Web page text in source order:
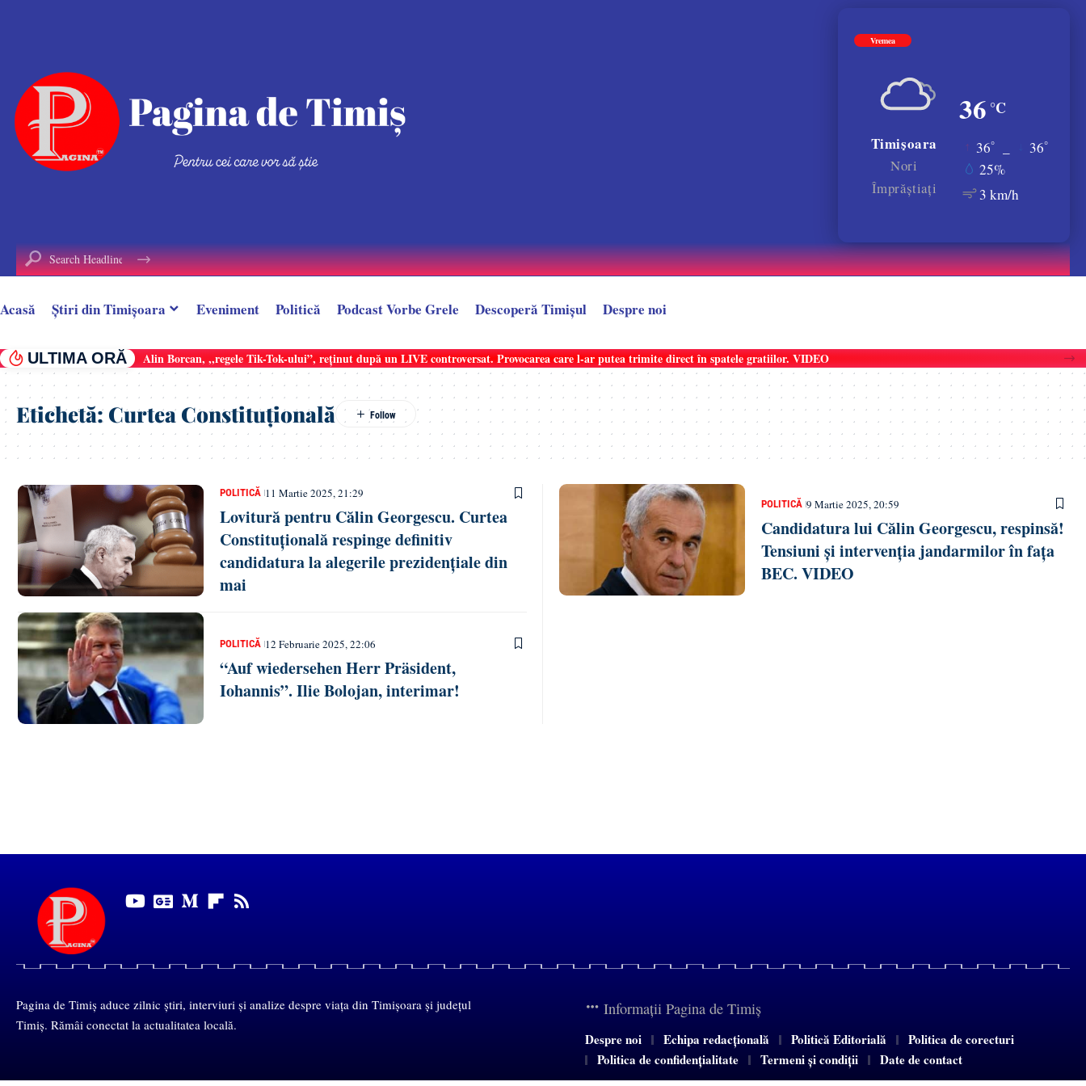
Vremea
36 °C
Timișoara
Nori
Împrăștiați
36° 36°
25%
3 km/h
Acasă Știri din Timișoara Eveniment Politică Podcast Vorbe Grele Descoperă Timișul Despre noi
ULTIMA ORĂ Alin Borcan, ,,regele Tik-Tok-ului”, reținut după un LIVE controversat. Provocarea care l-ar putea trimite direct în spatele gratiilor. VIDEO
Etichetă: Curtea Constituțională
POLITICĂ 11 Martie 2025, 21:29
Lovitură pentru Călin Georgescu. Curtea
Constituțională respinge definitiv
candidatura la alegerile prezidențiale din
mai
POLITICĂ 9 Martie 2025, 20:59
Candidatura lui Călin Georgescu, respinsă!
Tensiuni și intervenția jandarmilor în fața
BEC. VIDEO
POLITICĂ 12 Februarie 2025, 22:06
“Auf wiedersehen Herr Präsident,
Iohannis”. Ilie Bolojan, interimar!
Pagina de Timiș aduce zilnic știri, interviuri și analize despre viața din Timișoara și județul
Timiș. Rămâi conectat la actualitatea locală.
Informații Pagina de Timiș
Despre noi Echipa redacțională Politică Editorială
Politica de corecturi
Politica de confidențialitate
Termeni și condiții Date de contact